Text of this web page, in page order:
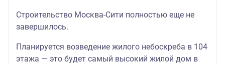
Строительство Москва-Сити полностью еще не
завершилось.
Планируется возведение жилого небоскреба в 104
этажа — это будет самый высокий жилой дом в